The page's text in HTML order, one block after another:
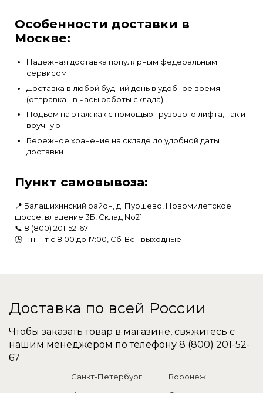
Особенности доставки в
Москве:
Надежная доставка популярным федеральным
сервисом
Доставка в любой будний день в удобное время
(отправка - в часы работы склада)
Подъем на этаж как с помощью грузового лифта, так и
вручную
Бережное хранение на складе до удобной даты
доставки
Пункт самовывоза:
📍 Балашихинский район, д. Пуршево, Новомилетское
шоссе, владение 3Б, Склад No21
📞 8 (800) 201-52-67
🕒 Пн-Пт с 8:00 до 17:00, Сб-Вс - выходные
Доставка по всей России
Чтобы заказать товар в магазине, свяжитесь с
нашим менеджером по телефону 8 (800) 201-52-
67
Санкт-Петербург
Воронеж